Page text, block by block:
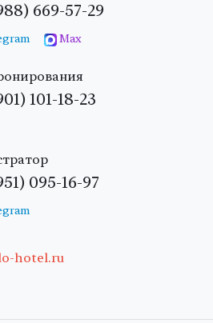
669-57-29
Max
101-18-23
095-16-97
hotel.ru